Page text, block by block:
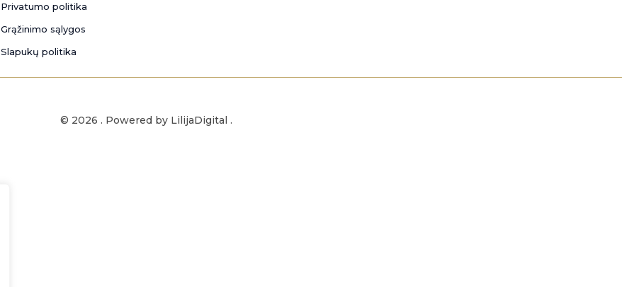
Privatumo politika
Grąžinimo sąlygos
Slapukų politika
© 2026 . Powered by LilijaDigital .